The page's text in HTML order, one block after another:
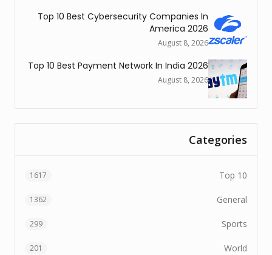
Top 10 Best Cybersecurity Companies In
America 2026
August 8, 2026
Top 10 Best Payment Network In India 2026
August 8, 2026
Categories
Top 10
General
Sports
World